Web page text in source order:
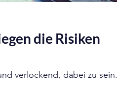
die Risiken
verlockend, dabei zu sein.